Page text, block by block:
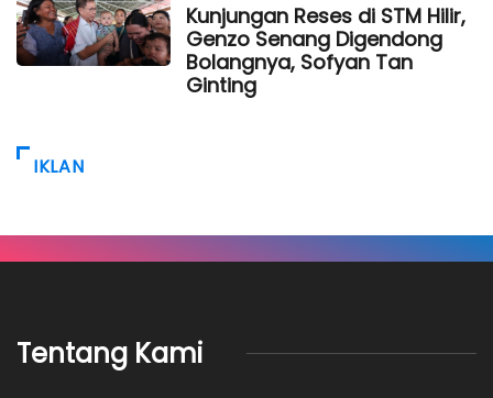
Kunjungan Reses di STM Hilir,
Genzo Senang Digendong
Bolangnya, Sofyan Tan
Ginting
IKLAN
Tentang Kami